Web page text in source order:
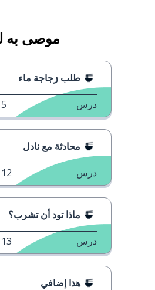
موصى به
طلب زجاجة ماء
درس 5
محادثة مع نادل
درس 12
ماذا تود أن تشرب؟
درس 13
هذا إضافي